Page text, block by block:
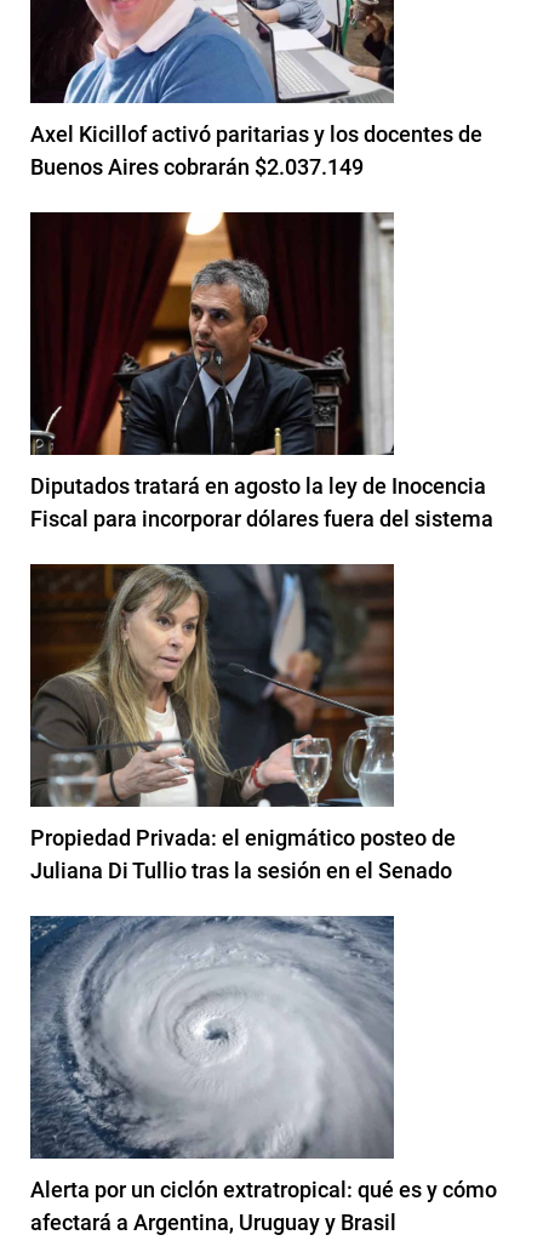
Axel Kicillof activó paritarias y los docentes de
Buenos Aires cobrarán $2.037.149
Diputados tratará en agosto la ley de Inocencia
Fiscal para incorporar dólares fuera del sistema
Propiedad Privada: el enigmático posteo de
Juliana Di Tullio tras la sesión en el Senado
Alerta por un ciclón extratropical: qué es y cómo
afectará a Argentina, Uruguay y Brasil